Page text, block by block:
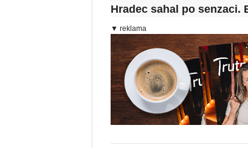
Hradec sahal po senzaci.
▼ reklama